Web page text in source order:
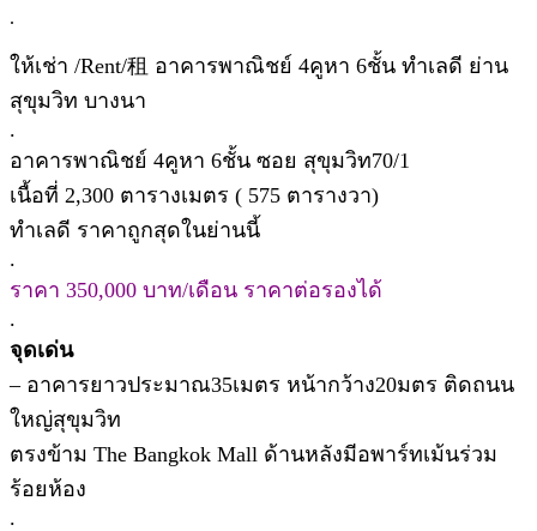
.
ให้เช่า /Rent/租 อาคารพาณิชย์ 4คูหา 6ชั้น ทำเลดี ย่าน
สุขุมวิท บางนา
.
อาคารพาณิชย์ 4คูหา 6ชั้น ซอย สุขุมวิท70/1
เนื้อที่ 2,300 ตารางเมตร ( 575 ตารางวา)
ทำเลดี ราคาถูกสุดในย่านนี้
.
ราคา 350,000 บาท/เดือน ราคาต่อรองได้
.
จุดเด่น
– อาคารยาวประมาณ35เมตร หน้ากว้าง20มตร ติดถนน
ใหญ่สุขุมวิท
ตรงข้าม The Bangkok Mall ด้านหลังมีอพาร์ทเม้นร่วม
ร้อยห้อง
.